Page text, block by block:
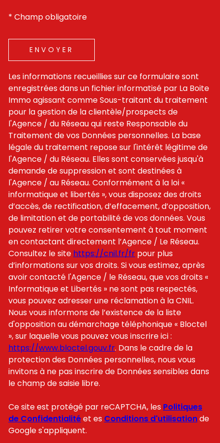
* Champ obligatoire
ENVOYER
Les informations recueillies sur ce formulaire sont
enregistrées dans un fichier informatisé par La Boite
Immo agissant comme Sous-traitant du traitement
pour la gestion de la clientèle/prospects de
l'Agence / du Réseau qui reste Responsable du
Traitement de vos Données personnelles. La base
légale du traitement repose sur l'intérêt légitime de
l'Agence / du Réseau. Elles sont conservées jusqu'à
demande de suppression et sont destinées à
l'Agence / au Réseau. Conformément à la loi «
informatique et libertés », vous disposez des droits
d’accès, de rectification, d’effacement, d’opposition,
de limitation et de portabilité de vos données. Vous
pouvez retirer votre consentement à tout moment
en contactant directement l’Agence / Le Réseau.
Consultez le site https://cnil.fr/fr pour plus
d’informations sur vos droits. Si vous estimez, après
avoir contacté l'Agence / le Réseau, que vos droits «
Informatique et Libertés » ne sont pas respectés,
vous pouvez adresser une réclamation à la CNIL.
Nous vous informons de l’existence de la liste
d'opposition au démarchage téléphonique « Bloctel
», sur laquelle vous pouvez vous inscrire ici :
https://www.bloctel.gouv.fr. Dans le cadre de la
protection des Données personnelles, nous vous
invitons à ne pas inscrire de Données sensibles dans
le champ de saisie libre.
Ce site est protégé par reCAPTCHA, les Politiques
de Confidentialitéet es Conditions d'utilisationde
Google s'appliquent.